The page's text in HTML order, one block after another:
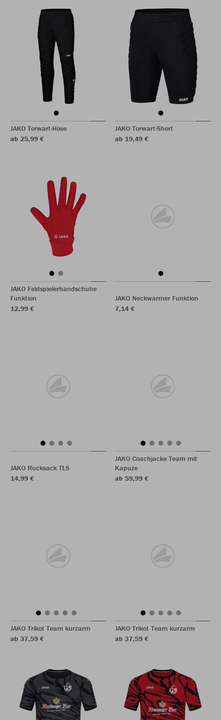
JAKO Torwart-Hose
ab 25,99 €
JAKO Torwart-Short
ab 19,49 €
JAKO Feldspielerhandschuhe
Funktion
12,99 €
JAKO Neckwarmer Funktion
7,14 €
JAKO Rucksack TLS
14,99 €
JAKO Coachjacke Team mit
Kapuze
ab 59,99 €
JAKO Trikot Team kurzarm
ab 37,59 €
JAKO Trikot Team kurzarm
ab 37,59 €